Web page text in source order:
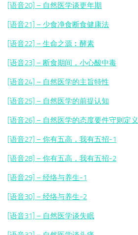
[语音20] – 自然医学谈更年期
[语音21] – 少食净食断食健康法
[语音22] – 生命之源︰酵素
[语音23] – 断食期间，小心酸中毒
[语音24] – 自然医学的主旨特性
[语音25] – 自然医学的前提认知
[语音26] – 自然医学的态度要件守则定义
[语音27] – 你有五高，我有五招-1
[语音28] – 你有五高，我有五招-2
[语音29] – 经络与养生-1
[语音30] – 经络与养生-2
[语音31] – 自然医学谈失眠